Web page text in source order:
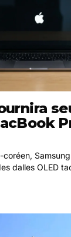
dalles OLED